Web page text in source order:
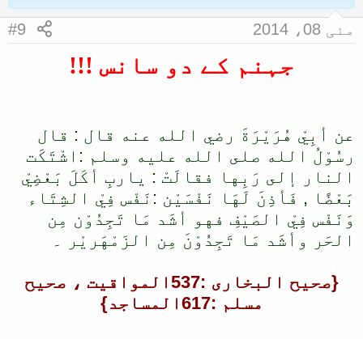
مئی 08، 2014 #9
جہنم کے دو سانس !!!
عن أبِيْ هُرَيْرَةَ رضي الله عنه قال : قال
رسُوْلُ الله صلى الله عليه وسلم :اشْتَكَت
النار إلى رَبِها فقالَتْ : ياربِ أكَلَ بَعْضِيْ
بَعْضًا , فَأذِنَ لَهَا نَفْسَيْن :نَفْس فِيْ الشِتَاء
وَنَفْس فِيْ الصَيْفِ فهو أشَد مَا تَجِدُوْن مِن
الحَر وأشَد مَا تَجِدُوْنَ مِن الزَمْهَريْر ۔
{صحیح البخاری :537المواقیت ، صحیح
مسلم :617المساجد}